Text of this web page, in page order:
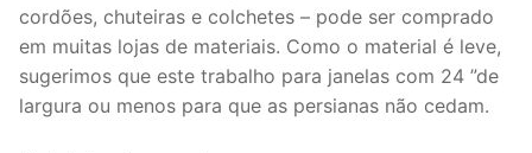
cordões, chuteiras e colchetes – pode ser comprado
em muitas lojas de materiais. Como o material é leve,
sugerimos que este trabalho para janelas com 24 ”de
largura ou menos para que as persianas não cedam.